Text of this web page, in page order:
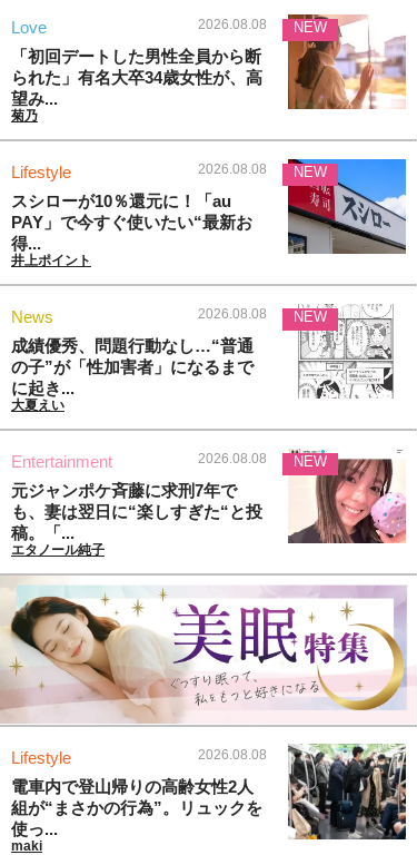
Love 2026.08.08
「初回デートした男性全員から断
られた」有名大卒34歳女性が、高
望み...
菊乃
NEW
Lifestyle 2026.08.08
スシローが10％還元に！「au
PAY」で今すぐ使いたい“最新お
得...
井上ポイント
NEW
News 2026.08.08
成績優秀、問題行動なし…“普通
の子”が「性加害者」になるまで
に起き...
大夏えい
NEW
Entertainment 2026.08.08
元ジャンポケ斉藤に求刑7年で
も、妻は翌日に“楽しすぎた“と投
稿。「...
エタノール純子
NEW
Lifestyle 2026.08.08
電車内で登山帰りの高齢女性2人
組が“まさかの行為”。リュックを
使っ...
maki